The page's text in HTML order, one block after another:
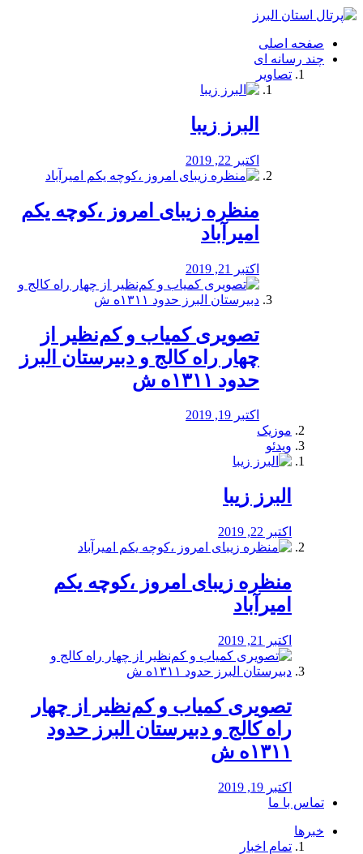
فصد
شرق
تهران
خشکشویی
صفحه اصلی
چند رسانه ای
تصاویر
البرز زیبا
اکتبر 22, 2019
منظره‌‌ زیبای امروز ،کوچه یکم
امیرآباد
اکتبر 21, 2019
️تصویری کمیاب و کم‌نظیر از
چهار راه كالج و دبيرستان البرز
حدود ۱۳۱۱ه ش
اکتبر 19, 2019
موزیک
ویدئو
البرز زیبا
اکتبر 22, 2019
منظره‌‌ زیبای امروز ،کوچه یکم
امیرآباد
اکتبر 21, 2019
️تصویری کمیاب و کم‌نظیر از چهار
راه كالج و دبيرستان البرز حدود
۱۳۱۱ه ش
اکتبر 19, 2019
تماس با ما
خبرها
تمام اخبار